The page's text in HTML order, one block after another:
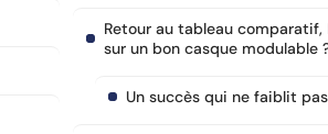
Retour au tableau comparatif,
sur un bon casque modulable
Un succès qui ne faiblit pas